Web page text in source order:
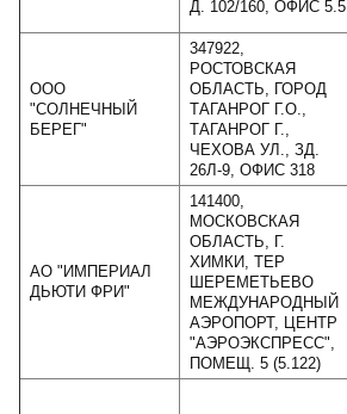
Д. 102/160, ОФИС 5.5
ООО
"СОЛНЕЧНЫЙ
БЕРЕГ"
347922,
РОСТОВСКАЯ
ОБЛАСТЬ, ГОРОД
ТАГАНРОГ Г.О.,
ТАГАНРОГ Г.,
ЧЕХОВА УЛ., ЗД.
26Л-9, ОФИС 318
АО "ИМПЕРИАЛ
ДЬЮТИ ФРИ"
141400,
МОСКОВСКАЯ
ОБЛАСТЬ, Г.
ХИМКИ, ТЕР
ШЕРЕМЕТЬЕВО
МЕЖДУНАРОДНЫЙ
АЭРОПОРТ, ЦЕНТР
"АЭРОЭКСПРЕСС",
ПОМЕЩ. 5 (5.122)